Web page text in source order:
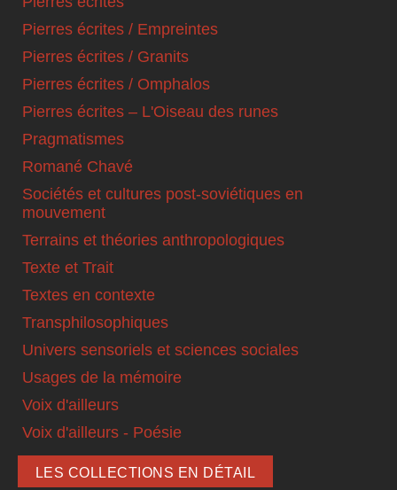
Pierres écrites / Empreintes
Pierres écrites / Granits
Pierres écrites / Omphalos
Pierres écrites – L'Oiseau des runes
Pragmatismes
Romané Chavé
Sociétés et cultures post-soviétiques en
mouvement
Terrains et théories anthropologiques
Texte et Trait
Textes en contexte
Transphilosophiques
Univers sensoriels et sciences sociales
Usages de la mémoire
Voix d'ailleurs
Voix d'ailleurs - Poésie
LES COLLECTIONS EN DÉTAIL